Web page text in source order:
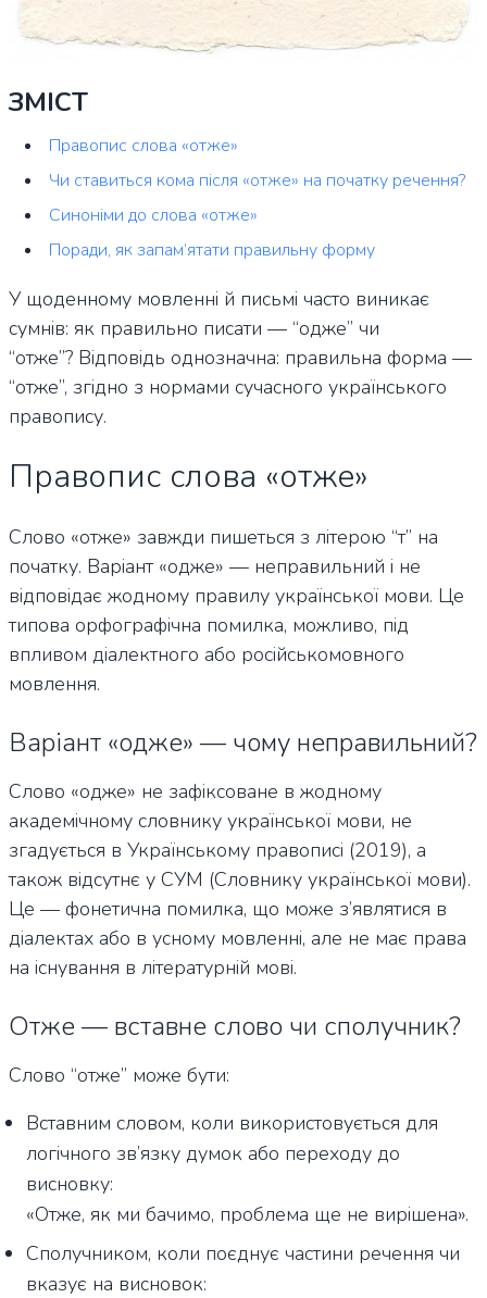
ЗМІСТ
Правопис слова «отже»
Чи ставиться кома після «отже» на початку речення?
Синоніми до слова «отже»
Поради, як запам’ятати правильну форму
У щоденному мовленні й письмі часто виникає
сумнів: як правильно писати — “одже” чи
“отже”? Відповідь однозначна: правильна форма —
“отже”, згідно з нормами сучасного українського
правопису.
Правопис слова «отже»
Слово «отже» завжди пишеться з літерою “т” на
початку. Варіант «одже» — неправильний і не
відповідає жодному правилу української мови. Це
типова орфографічна помилка, можливо, під
впливом діалектного або російськомовного
мовлення.
Варіант «одже» — чому неправильний?
Слово «одже» не зафіксоване в жодному
академічному словнику української мови, не
згадується в Українському правописі (2019), а
також відсутнє у СУМ (Словнику української мови).
Це — фонетична помилка, що може з’являтися в
діалектах або в усному мовленні, але не має права
на існування в літературній мові.
Отже — вставне слово чи сполучник?
Слово “отже” може бути:
Вставним словом, коли використовується для
логічного зв’язку думок або переходу до
висновку:
«Отже, як ми бачимо, проблема ще не вирішена».
Сполучником, коли поєднує частини речення чи
вказує на висновок: